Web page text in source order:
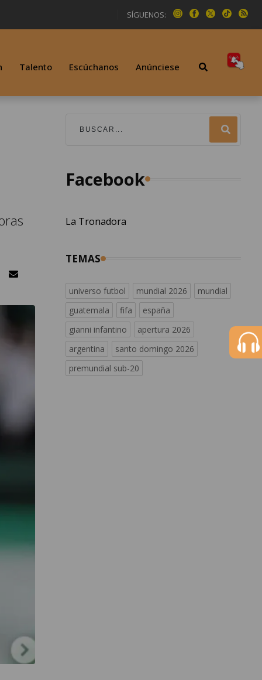
SÍGUENOS:
Talento Escúchanos Anúnciese
Facebook
La Tronadora
TEMAS
universo futbol mundial 2026
mundial
guatemala
fifa
españa
gianni infantino
apertura 2026
argentina
santo domingo 2026
premundial sub-20